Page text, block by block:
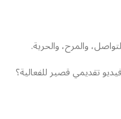
والمرح، والحرية.
تقديمي قصير للفعالية؟